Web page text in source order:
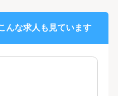
んな求人も見ています